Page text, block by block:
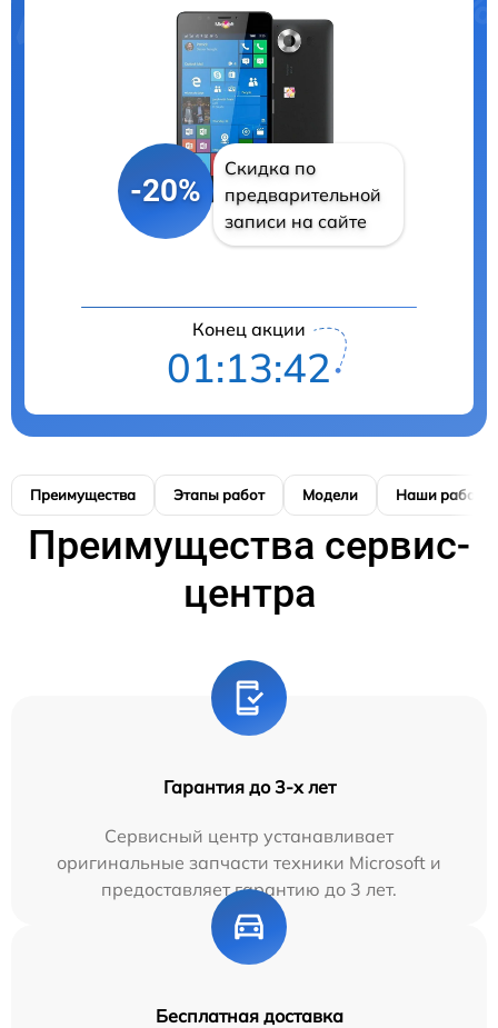
-20%
Скидка по
предварительной
записи на сайте
Конец акции
01:13:41
Преимущества Этапы работ Модели Наши работы
Преимущества сервис-
центра
Гарантия до 3-х лет
Сервисный центр устанавливает
оригинальные запчасти техники Microsoft и
предоставляет гарантию до 3 лет.
Бесплатная доставка